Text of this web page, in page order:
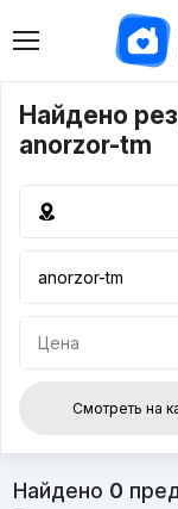
Найдено
anorzor-tm
Цена
Смотреть на
Найдено 0